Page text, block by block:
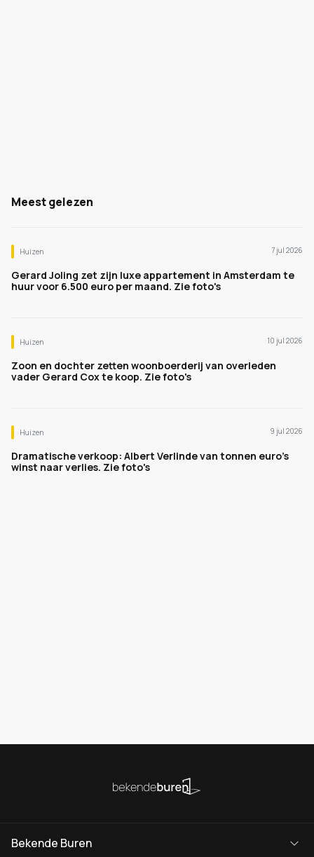
Meest gelezen
Huizen 7 jul 2026
Gerard Joling zet zijn luxe appartement in Amsterdam te
huur voor 6.500 euro per maand. Zie foto's
Huizen 10 jul 2026
Zoon en dochter zetten woonboerderij van overleden
vader Gerard Cox te koop. Zie foto's
Huizen 9 jul 2026
Dramatische verkoop: Albert Verlinde van tonnen euro's
winst naar verlies. Zie foto's
Bekende Buren